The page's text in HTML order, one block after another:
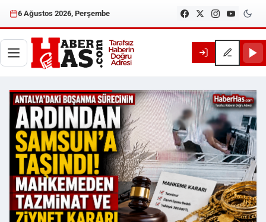
6 Ağustos 2026, Perşembe
Haberhas — Samsun Son